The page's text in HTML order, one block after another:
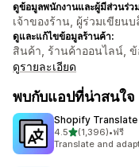
ดูข้อมูลพนักงานและผู้มีส่วนร่ว
เจ้าของร้าน, ผู้ร่วมเขียนบ
ดูและแก้ไขข้อมูลร้านค้า:
สินค้า, ร้านค้าออนไลน์,
ดูรายละเอียด
พบกับแอปที่น่าสนใจ
Shopify
4.5เต็ม 5 ดาว
(1,396)
ทั้งหมด 1396 รีวิว
•ฟรี
Translate and